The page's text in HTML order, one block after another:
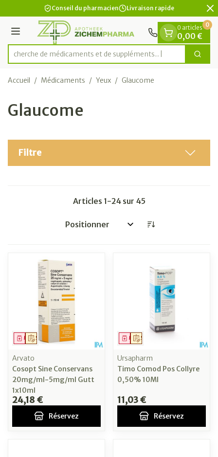
Aller au contenu
2 de 2Conseil du pharmacien Livraison rapide
Menu
Rechercher
Recherche de médicaments et de suppléments...
0 articles
0,00 €
0
Accueil / Médicaments / Yeux / Glaucome
Glaucome
Filtre
Articles 1-24sur 45
Trier par:
Sur prescription
Médicament
Arvato
Cosopt Sine Conservans
20mg/ml-5mg/ml Gutt
1x10ml
24,18 €
Réservez
Sur prescription
Médicament
Ursapharm
Timo Comod Pos Collyre
0,50% 10Ml
11,03 €
Réservez